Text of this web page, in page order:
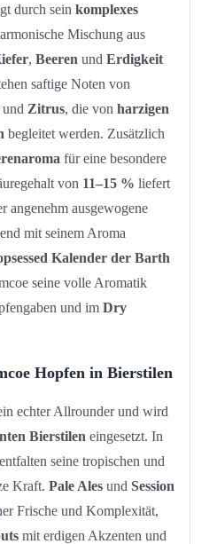
durch sein komplexes
Mischung aus
, Beeren und Erdigkeit
saftige Noten von
Zitrus, die von harzigen
begleitet werden. Zusätzlich
für eine besondere
von 11–15 % liefert
angenehm ausgewogene
mit seinem Aroma
Kalender der Barth
seine volle Aromatik
und im Dry
Hopfen in Bierstilen
echter Allrounder und wird
Bierstilen eingesetzt. In
seine tropischen und
Kraft. Pale Alesund Session
Frische und Komplexität,
mit erdigen Akzenten und